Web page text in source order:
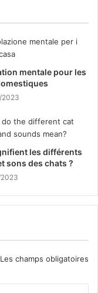
mentale pour les
les différents
sons des chats ?
Les champs obligatoires